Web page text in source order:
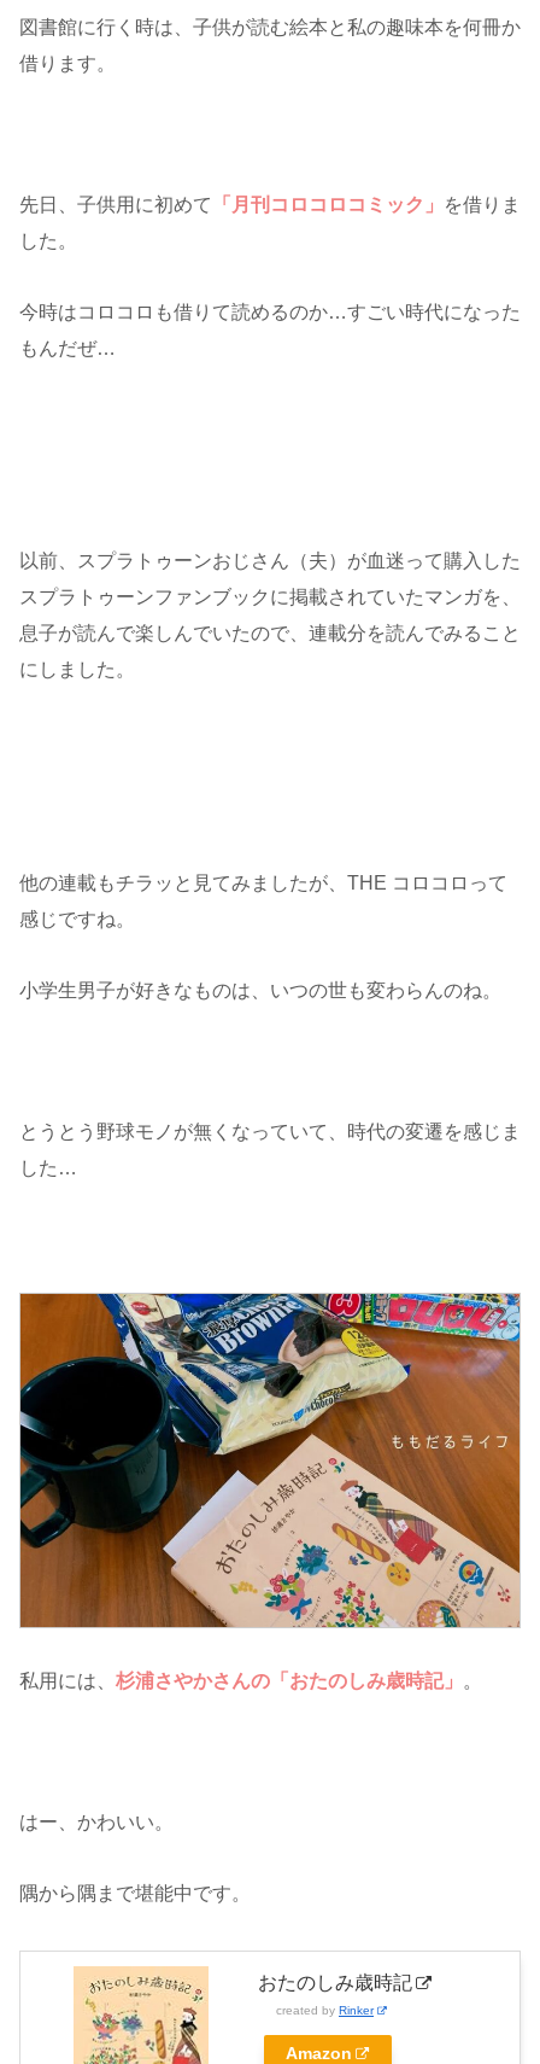
図書館に行く時は、子供が読む絵本と私の趣味本を何冊か
借ります。
先日、子供用に初めて 「月刊コロコロコミック」
を借りま
した。
今時はコロコロも借りて読めるのか…すごい時代になった
もんだぜ…
以前、スプラトゥーンおじさん（夫）が血迷って購入した
スプラトゥーンファンブックに掲載されていたマンガを、
息子が読んで楽しんでいたので、連載分を読んでみること
にしました。
他の連載もチラッと見てみましたが、THE コロコロって
感じですね。
小学生男子が好きなものは、いつの世も変わらんのね。
とうとう野球モノが無くなっていて、時代の変遷を感じま
した…
私用には、 杉浦さやかさんの「おたのしみ歳時記」 。
はー、かわいい。
隅から隅まで堪能中です。
おたのしみ歳時記
created by Rinker
Amazon